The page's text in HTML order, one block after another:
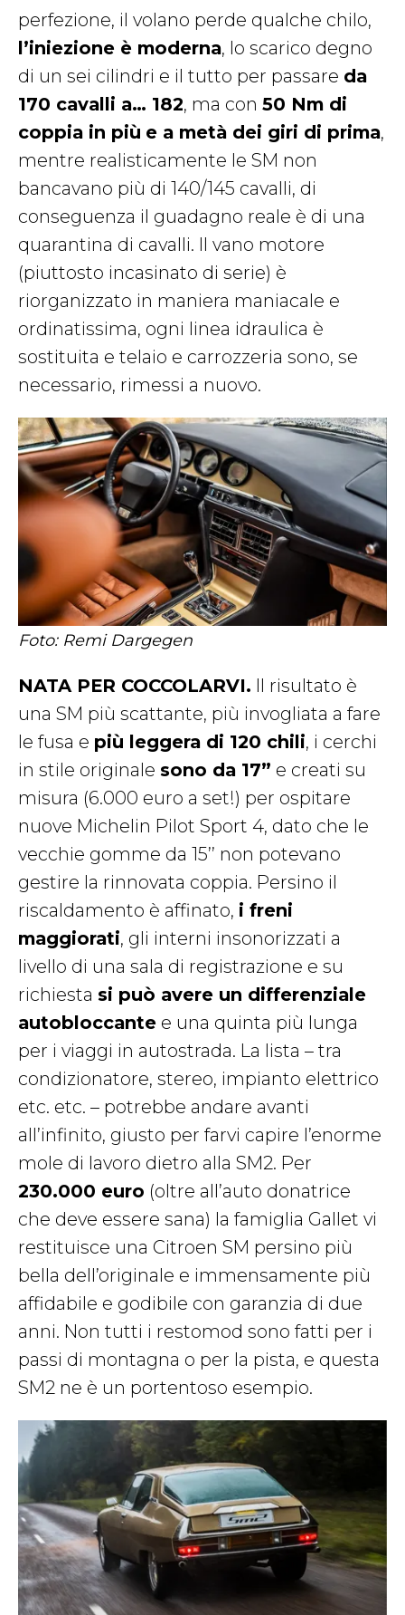
perfezione, il volano perde qualche chilo,
l’iniezione è moderna, lo scarico degno
di un sei cilindri e il tutto per passare da
170 cavalli a… 182, ma con 50 Nm di
coppia in più e a metà dei giri di prima,
mentre realisticamente le SM non
bancavano più di 140/145 cavalli, di
conseguenza il guadagno reale è di una
quarantina di cavalli. Il vano motore
(piuttosto incasinato di serie) è
riorganizzato in maniera maniacale e
ordinatissima, ogni linea idraulica è
sostituita e telaio e carrozzeria sono, se
necessario, rimessi a nuovo.
Foto: Remi Dargegen
NATA PER COCCOLARVI. Il risultato è
una SM più scattante, più invogliata a fare
le fusa e più leggera di 120 chili, i cerchi
in stile originale sono da 17” e creati su
misura (6.000 euro a set!) per ospitare
nuove Michelin Pilot Sport 4, dato che le
vecchie gomme da 15’’ non potevano
gestire la rinnovata coppia. Persino il
riscaldamento è affinato, i freni
maggiorati, gli interni insonorizzati a
livello di una sala di registrazione e su
richiesta si può avere un differenziale
autobloccante e una quinta più lunga
per i viaggi in autostrada. La lista – tra
condizionatore, stereo, impianto elettrico
etc. etc. – potrebbe andare avanti
all’infinito, giusto per farvi capire l’enorme
mole di lavoro dietro alla SM2. Per
230.000 euro (oltre all’auto donatrice
che deve essere sana) la famiglia Gallet vi
restituisce una Citroen SM persino più
bella dell’originale e immensamente più
affidabile e godibile con garanzia di due
anni. Non tutti i restomod sono fatti per i
passi di montagna o per la pista, e questa
SM2 ne è un portentoso esempio.